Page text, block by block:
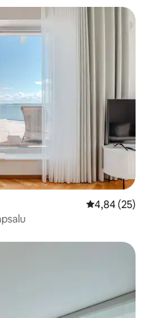
Classificação
4,84 (25)